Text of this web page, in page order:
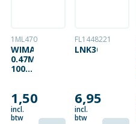
1ML470
WIMA
0.47ΜF
100V
1,50
incl.
btw
FL1448221
LNK304GN
6,95
incl.
btw